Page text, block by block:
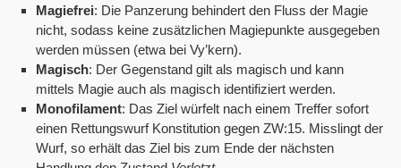
Magiefrei: Die Panzerung behindert den Fluss der Magie
nicht, sodass keine zusätzlichen Magiepunkte ausgegeben
werden müssen (etwa bei Vy’kern).
Magisch: Der Gegenstand gilt als magisch und kann
mittels Magie auch als magisch identifiziert werden.
Monofilament: Das Ziel würfelt nach einem Treffer sofort
einen Rettungswurf Konstitution gegen ZW:15. Misslingt der
Wurf, so erhält das Ziel bis zum Ende der nächsten